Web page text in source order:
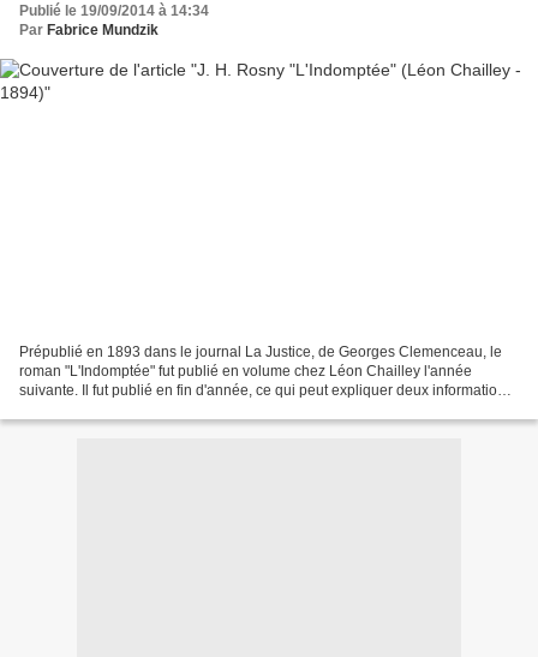
Publié le 19/09/2014 à 14:34
Par Fabrice Mundzik
Prépublié en 1893 dans le journal La Justice, de Georges Clemenceau, le
roman "L'Indomptée" fut publié en volume chez Léon Chailley l'année
suivante. Il fut publié en fin d'année, ce qui peut expliquer deux informations